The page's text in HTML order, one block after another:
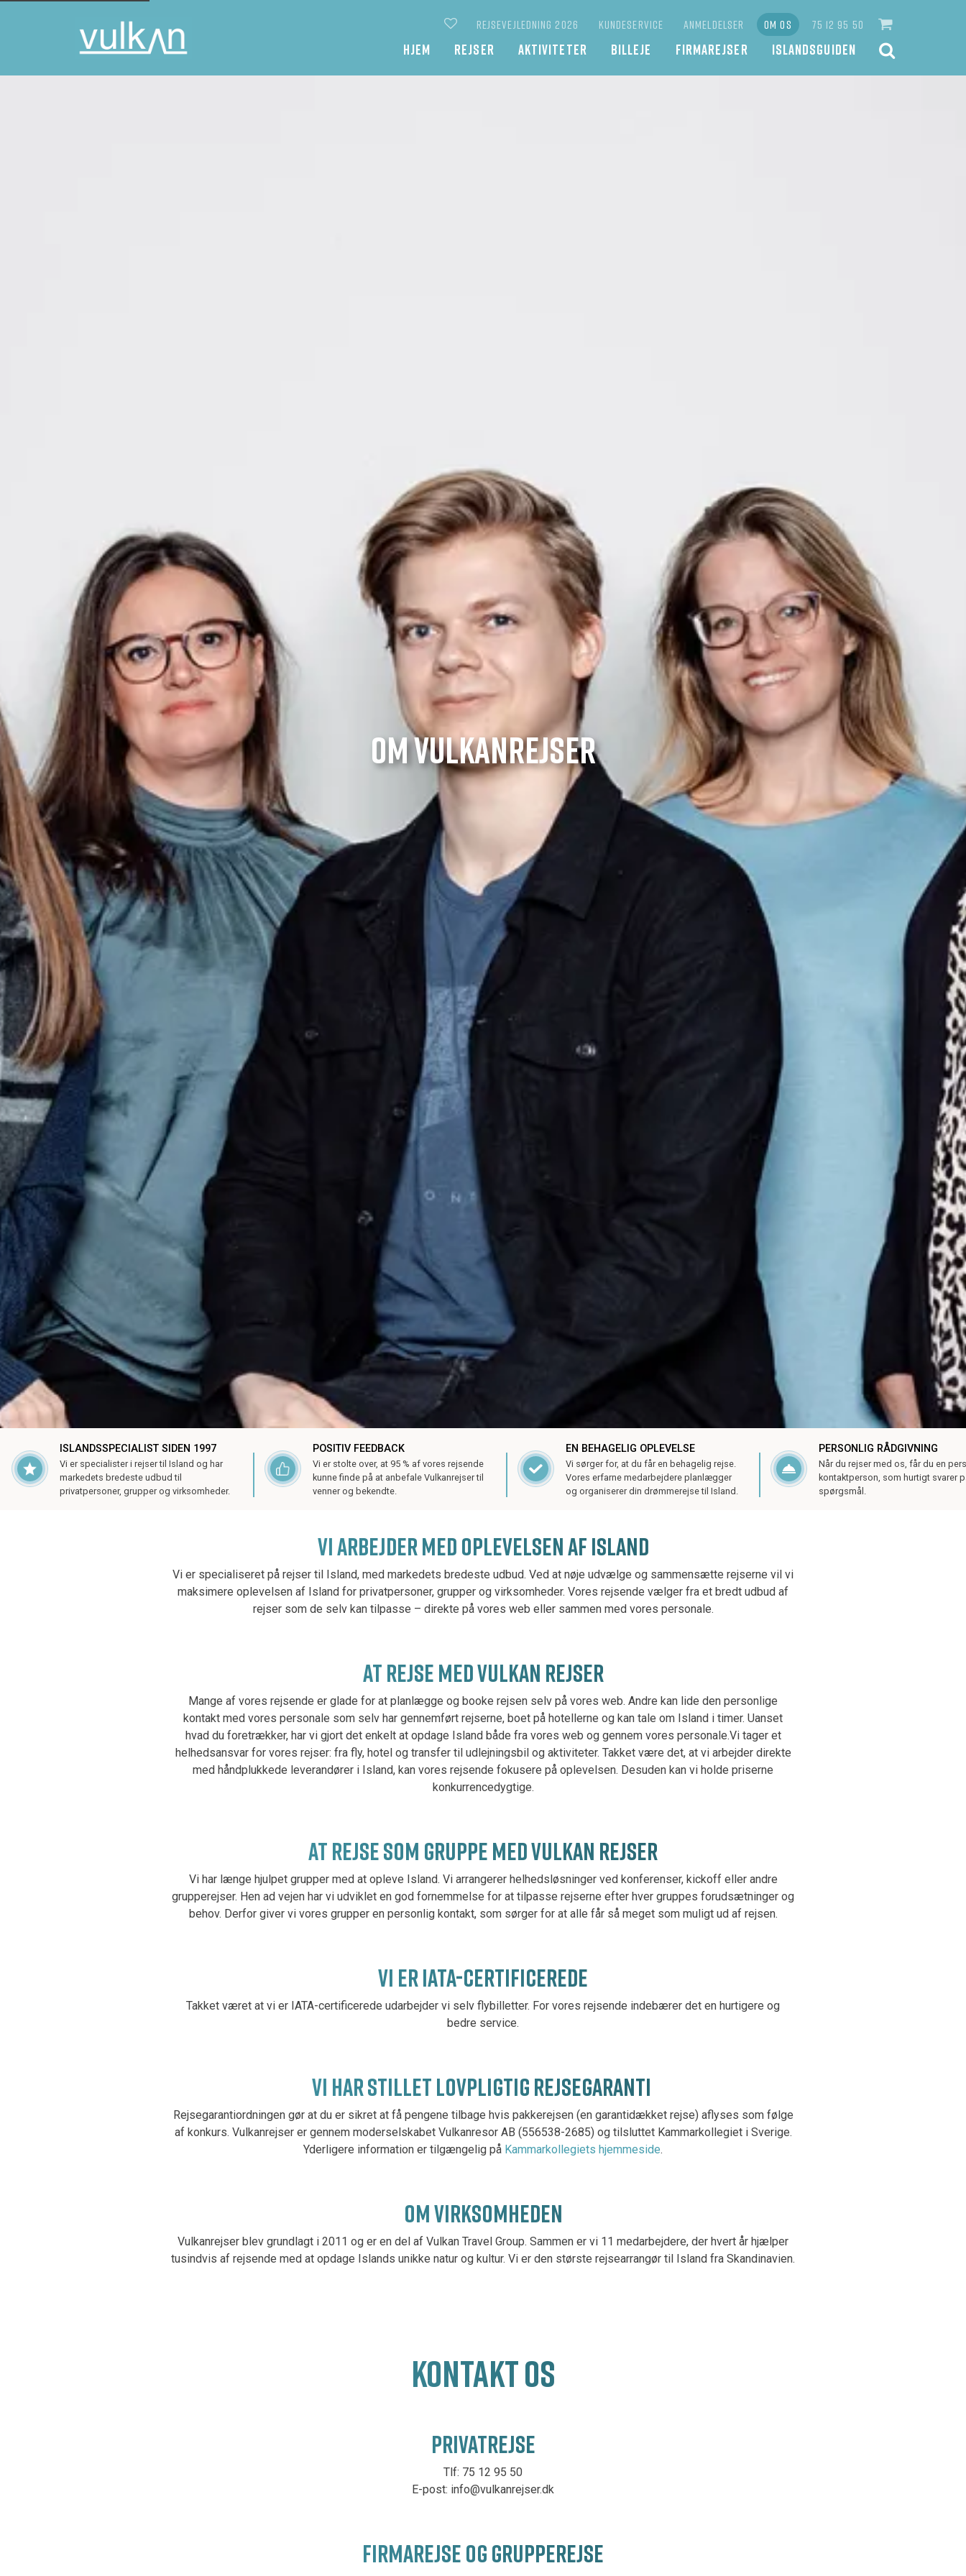
REJSEVEJLEDNING 2026 KUNDESERVICE ANMELDELSER OM OS
75 12 95 50
MainHJEM REJSER AKTIVITETER BILLEJE FIRMAREJSER ISLANDSGUIDEN
SØG
OM VULKANREJSER
ISLANDSSPECIALIST SIDEN 1997
Vi er specialister i rejser til Island og har
markedets bredeste udbud til
privatpersoner, grupper og virksomheder.
POSITIV FEEDBACK
Vi er stolte over, at 95 % af vores rejsende
kunne finde på at anbefale Vulkanrejser til
venner og bekendte.
EN BEHAGELIG OPLEVELSE
Vi sørger for, at du får en behagelig rejse.
Vores erfarne medarbejdere planlægger
og organiserer din drømmerejse til Island.
PERSONLIG RÅDGIVNING
Når du rejser med os, får du en
kontaktperson, som hurtigt svarer
spørgsmål.
VI ARBEJDER MED OPLEVELSEN AF ISLAND
Vi er specialiseret på rejser til Island, med markedets bredeste udbud. Ved at nøje udvælge og sammensætte rejserne vil vi
maksimere oplevelsen af Island for privatpersoner, grupper og virksomheder. Vores rejsende vælger fra et bredt udbud af
rejser som de selv kan tilpasse – direkte på vores web eller sammen med vores personale.
AT REJSE MED VULKAN REJSER
Mange af vores rejsende er glade for at planlægge og booke rejsen selv på vores web. Andre kan lide den personlige
kontakt med vores personale som selv har gennemført rejserne, boet på hotellerne og kan tale om Island i timer. Uanset
hvad du foretrækker, har vi gjort det enkelt at opdage Island både fra vores web og gennem vores personale.Vi tager et
helhedsansvar for vores rejser: fra fly, hotel og transfer til udlejningsbil og aktiviteter. Takket være det, at vi arbejder direkte
med håndplukkede leverandører i Island, kan vores rejsende fokusere på oplevelsen. Desuden kan vi holde priserne
konkurrencedygtige.
AT REJSE SOM GRUPPE MED VULKAN REJSER
Vi har længe hjulpet grupper med at opleve Island. Vi arrangerer helhedsløsninger ved konferenser, kickoff eller andre
grupperejser. Hen ad vejen har vi udviklet en god fornemmelse for at tilpasse rejserne efter hver gruppes forudsætninger og
behov. Derfor giver vi vores grupper en personlig kontakt, som sørger for at alle får så meget som muligt ud af rejsen.
VI ER IATA-CERTIFICEREDE
Takket været at vi er IATA-certificerede udarbejder vi selv flybilletter. For vores rejsende indebærer det en hurtigere og
bedre service.
VI HAR STILLET LOVPLIGTIG REJSEGARANTI
Rejsegarantiordningen gør at du er sikret at få pengene tilbage hvis pakkerejsen (en garantidækket rejse) aflyses som følge
af konkurs. Vulkanrejser er gennem moderselskabet Vulkanresor AB (556538-2685) og tilsluttet Kammarkollegiet i Sverige.
Yderligere information er tilgængelig på Kammarkollegiets hjemmeside.
OM VIRKSOMHEDEN
Vulkanrejser blev grundlagt i 2011 og er en del af Vulkan Travel Group. Sammen er vi 11 medarbejdere, der hvert år hjælper
tusindvis af rejsende med at opdage Islands unikke natur og kultur. Vi er den største rejsearrangør til Island fra Skandinavien.
KONTAKT OS
PRIVATREJSE
Tlf: 75 12 95 50
E-post: info@vulkanrejser.dk
FIRMAREJSE OG GRUPPEREJSE